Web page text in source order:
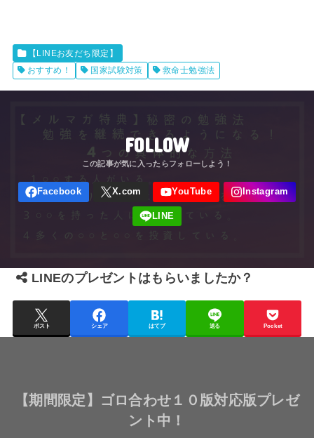
【LINEお友だち限定】
おすすめ！
国家試験対策 救命士勉強法
FOLLOW
LINEのプレゼントはもらいましたか？
ポスト シェア はてブ 送る Pocket
【期間限定】ゴロ合わせ１０版対応版プレゼ
ント中！